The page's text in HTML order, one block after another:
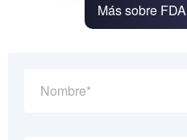
Más sobre FDA